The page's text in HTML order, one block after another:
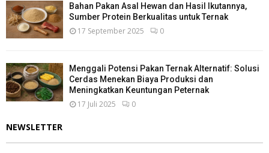
Bahan Pakan Asal Hewan dan Hasil Ikutannya,
Sumber Protein Berkualitas untuk Ternak
17 September 2025 0
Menggali Potensi Pakan Ternak Alternatif: Solusi
Cerdas Menekan Biaya Produksi dan
Meningkatkan Keuntungan Peternak
17 Juli 2025 0
NEWSLETTER